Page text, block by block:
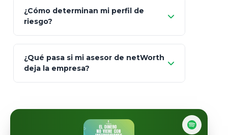
Fintual
Art.
93
totalmente
libres de impuestos
¿Cómo determinan mi perfil de
riesgo?
¿Qué pasa si mi asesor de netWorth
deja la empresa?
automáticamente